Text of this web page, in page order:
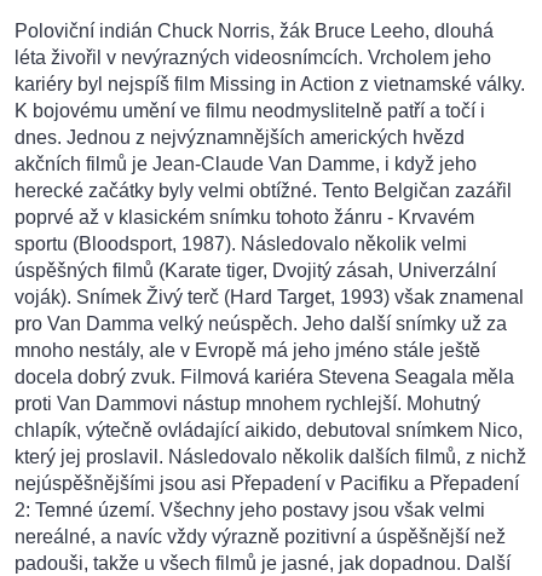
Poloviční indián Chuck Norris, žák Bruce Leeho, dlouhá
léta živořil v nevýrazných videosnímcích. Vrcholem jeho
kariéry byl nejspíš film Missing in Action z vietnamské války.
K bojovému umění ve filmu neodmyslitelně patří a točí i
dnes. Jednou z nejvýznamnějších amerických hvězd
akčních filmů je Jean-Claude Van Damme, i když jeho
herecké začátky byly velmi obtížné. Tento Belgičan zazářil
poprvé až v klasickém snímku tohoto žánru - Krvavém
sportu (Bloodsport, 1987). Následovalo několik velmi
úspěšných filmů (Karate tiger, Dvojitý zásah, Univerzální
voják). Snímek Živý terč (Hard Target, 1993) však znamenal
pro Van Damma velký neúspěch. Jeho další snímky už za
mnoho nestály, ale v Evropě má jeho jméno stále ještě
docela dobrý zvuk. Filmová kariéra Stevena Seagala měla
proti Van Dammovi nástup mnohem rychlejší. Mohutný
chlapík, výtečně ovládající aikido, debutoval snímkem Nico,
který jej proslavil. Následovalo několik dalších filmů, z nichž
nejúspěšnějšími jsou asi Přepadení v Pacifiku a Přepadení
2: Temné území. Všechny jeho postavy jsou však velmi
nereálné, a navíc vždy výrazně pozitivní a úspěšnější než
padouši, takže u všech filmů je jasné, jak dopadnou. Další